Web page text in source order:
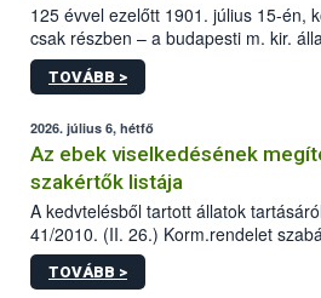
125 évvel ezelőtt 1901. július 15-én,
csak részben – a budapesti m. kir.
állomás a Kis Rókus utca 15. szám
tervezett új épületébe.
TOVÁBB >
2026. július 6, hétfő
Az ebek viselkedésének
szakértők listája
A kedvtelésből tartott állatok
41/2010. (II. 26.) Korm.rendelet
sérülés, illetve ennek veszélye
hatósági feladatokat, valamint a
TOVÁBB >